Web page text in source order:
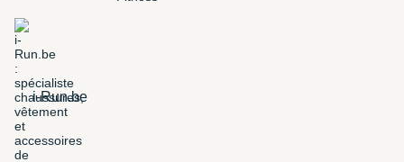
i-Run.be